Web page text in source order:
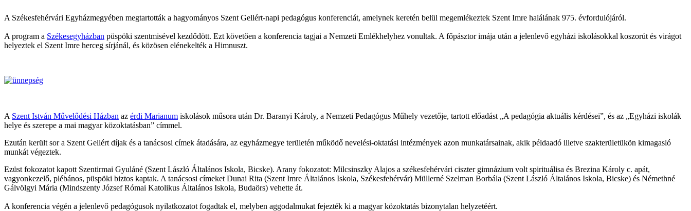
A Székesfehérvári Egyházmegyében megtartották a hagyományos Szent Gellért-napi pedagógus konferenciát, amelynek keretén belül megemlékeztek Szent Imre halálának 975. évfordulójáról.
A program a Székesegyházban püspöki szentmisével kezdődött. Ezt követően a konferencia tagjai a Nemzeti Emlékhelyhez vonultak. A főpásztor imája után a jelenlevő egyházi iskolásokkal koszorút és virágot
helyeztek el Szent Imre herceg sírjánál, és közösen elénekelték a Himnuszt.
A Szent István Művelődési Házban az érdi Marianum iskolások műsora után Dr. Baranyi Károly, a Nemzeti Pedagógus Műhely vezetője, tartott előadást „A pedagógia aktuális kérdései”, és az „Egyházi iskolák
helye és szerepe a mai magyar közoktatásban” címmel.
Ezután került sor a Szent Gellért díjak és a tanácsosi címek átadására, az egyházmegye területén működő nevelési-oktatási intézmények azon munkatársainak, akik példaadó illetve szakterületükön kimagasló
munkát végeztek.
Ezüst fokozatot kapott Szentirmai Gyuláné (Szent László Általános Iskola, Bicske). Arany fokozatot: Milcsinszky Alajos a székesfehérvári ciszter gimnázium volt spirituálisa és Brezina Károly c. apát,
vagyonkezelő, plébános, püspöki biztos kaptak. A tanácsosi címeket Dunai Rita (Szent Imre Általános Iskola, Székesfehérvár) Müllerné Szelman Borbála (Szent László Általános Iskola, Bicske) és Némethné
Gálvölgyi Mária (Mindszenty József Római Katolikus Általános Iskola, Budaörs) vehette át.
A konferencia végén a jelenlevő pedagógusok nyilatkozatot fogadtak el, melyben aggodalmukat fejezték ki a magyar közoktatás bizonytalan helyzetéért.